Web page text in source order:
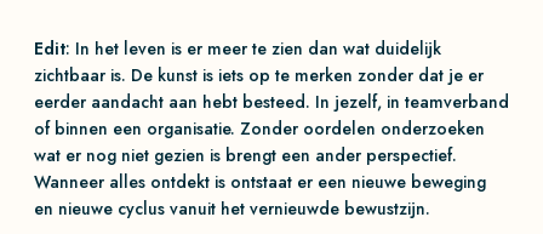
Edit: In het leven is er meer te zien dan wat duidelijk
zichtbaar is. De kunst is iets op te merken zonder dat je er
eerder aandacht aan hebt besteed. In jezelf, in teamverband
of binnen een organisatie. Zonder oordelen onderzoeken
wat er nog niet gezien is brengt een ander perspectief.
Wanneer alles ontdekt is ontstaat er een nieuwe beweging
en nieuwe cyclus vanuit het vernieuwde bewustzijn.